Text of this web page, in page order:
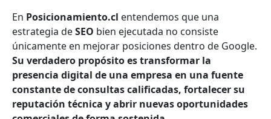
En Posicionamiento.cl entendemos que una
estrategia deSEO bien ejecutada no consiste
únicamente en mejorar posiciones dentro de Google.
Su verdadero propósito es transformar la
presencia digital de una empresa en una fuente
constante de consultas calificadas, fortalecer su
reputación técnica y abrir nuevas oportunidades